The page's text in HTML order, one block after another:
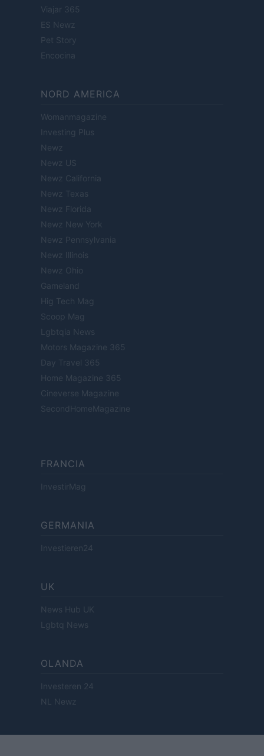
Viajar 365
ES Newz
Pet Story
Encocina
NORD AMERICA
Womanmagazine
Investing Plus
Newz
Newz US
Newz California
Newz Texas
Newz Florida
Newz New York
Newz Pennsylvania
Newz Illinois
Newz Ohio
Gameland
Hig Tech Mag
Scoop Mag
Lgbtqia News
Motors Magazine 365
Day Travel 365
Home Magazine 365
Cineverse Magazine
SecondHomeMagazine
FRANCIA
InvestirMag
GERMANIA
Investieren24
UK
News Hub UK
Lgbtq News
OLANDA
Investeren 24
NL Newz